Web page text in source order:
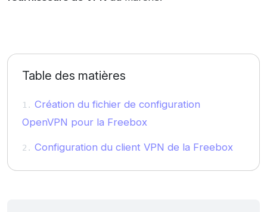
Table des matières
Création du fichier de configuration
OpenVPN pour la Freebox
Configuration du client VPN de la Freebox